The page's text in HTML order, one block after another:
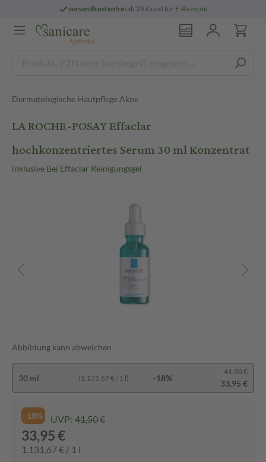
versandkostenfreiab 29 € und für E-Rezepte
Dermatologische Hautpflege Akne
LA ROCHE-POSAY Effaclar
hochkonzentriertes Serum 30 ml Konzentrat
inklusive Bei Effaclar Reinigungsgel
Abbildung kann abweichen
30 ml (1.131,67 € / 1 l) -18%
41,50 €
33,95 €
-18% UVP: 41,50 €
33,95 €
1.131,67 € / 1 l